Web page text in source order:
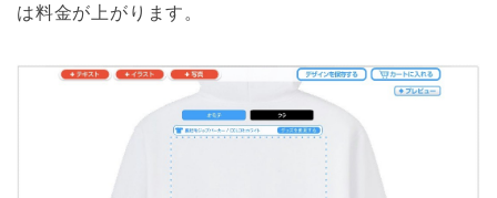
は料金が上がります。